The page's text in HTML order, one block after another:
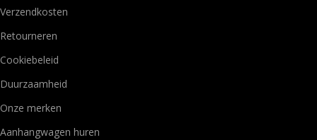
Verzendkosten
Retourneren
Cookiebeleid
Duurzaamheid
Onze merken
Aanhangwagen huren